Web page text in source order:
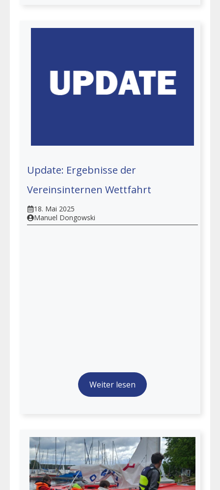
Update: Ergebnisse der
Vereinsinternen Wettfahrt
18. Mai 2025
Manuel Dongowski
Weiter lesen